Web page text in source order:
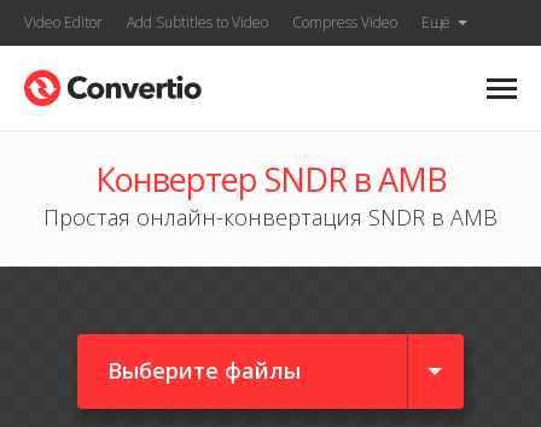
Video Editor Add Subtitles to Video Compress Video Ещё
Конвертер SNDR в AMB
Простая онлайн-конвертация SNDR в AMB
Выберите файлы